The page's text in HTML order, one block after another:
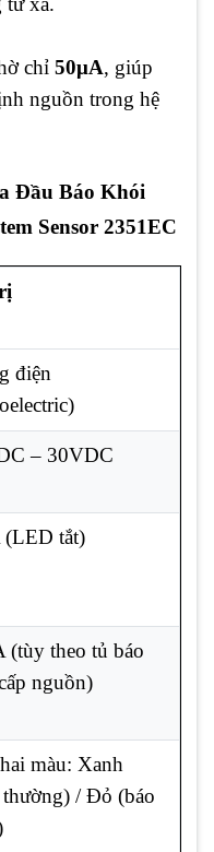
chỉ 50μA, giúp
nguồn trong hệ
Đầu Báo Khói
Sensor 2351EC
điện
– 30VDC
(LED tắt)
(tùy theo tủ báo
nguồn)
màu: Xanh
/ Đỏ (báo